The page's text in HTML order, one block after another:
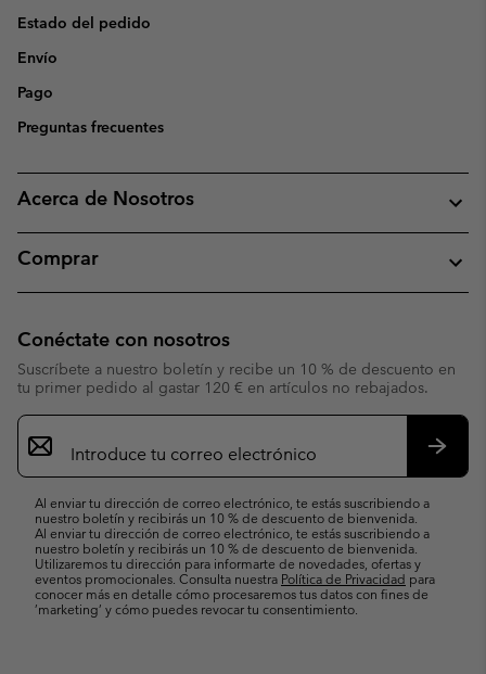
Estado del pedido
Envío
Pago
Preguntas frecuentes
Acerca de Nosotros
Comprar
Conéctate con nosotros
Suscríbete a nuestro boletín y recibe un 10 % de descuento en
tu primer pedido al gastar 120 € en artículos no rebajados.
Suscripción
de
correo
Al enviar tu dirección de correo electrónico, te estás suscribiendo a
nuestro boletín y recibirás un 10 % de descuento de bienvenida.
Al enviar tu dirección de correo electrónico, te estás suscribiendo a
nuestro boletín y recibirás un 10 % de descuento de bienvenida.
Utilizaremos tu dirección para informarte de novedades, ofertas y
eventos promocionales. Consulta nuestra Política de Privacidad para
conocer más en detalle cómo procesaremos tus datos con fines de
’marketing’ y cómo puedes revocar tu consentimiento.